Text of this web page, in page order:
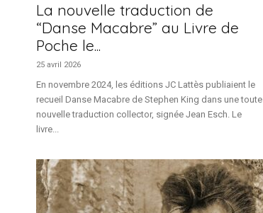
La nouvelle traduction de
“Danse Macabre” au Livre de
Poche le...
25 avril 2026
En novembre 2024, les éditions JC Lattès publiaient le
recueil Danse Macabre de Stephen King dans une toute
nouvelle traduction collector, signée Jean Esch. Le
livre...